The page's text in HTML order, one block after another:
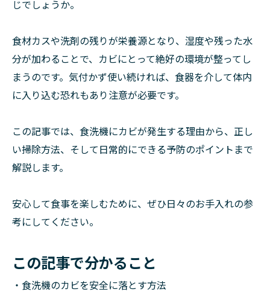
じでしょうか。
食材カスや洗剤の残りが栄養源となり、湿度や残った水
分が加わることで、カビにとって絶好の環境が整ってし
まうのです。気付かず使い続ければ、食器を介して体内
に入り込む恐れもあり注意が必要です。
この記事では、食洗機にカビが発生する理由から、正し
い掃除方法、そして日常的にできる予防のポイントまで
解説します。
安心して食事を楽しむために、ぜひ日々のお手入れの参
考にしてください。
この記事で分かること
・食洗機のカビを安全に落とす方法